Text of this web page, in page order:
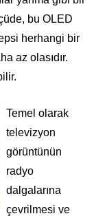
bu OLED
herhangi bir
az olasıdır.
Temel olarak
televizyon
görüntünün
radyo
dalgalarına
çevrilmesi ve